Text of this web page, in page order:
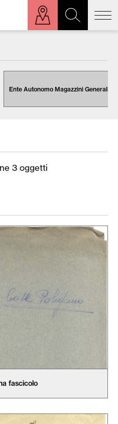
Ente Autonomo Magazzini Generali
3 oggetti
fascicolo